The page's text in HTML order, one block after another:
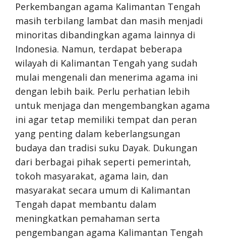
Perkembangan agama Kalimantan Tengah
masih terbilang lambat dan masih menjadi
minoritas dibandingkan agama lainnya di
Indonesia. Namun, terdapat beberapa
wilayah di Kalimantan Tengah yang sudah
mulai mengenali dan menerima agama ini
dengan lebih baik. Perlu perhatian lebih
untuk menjaga dan mengembangkan agama
ini agar tetap memiliki tempat dan peran
yang penting dalam keberlangsungan
budaya dan tradisi suku Dayak. Dukungan
dari berbagai pihak seperti pemerintah,
tokoh masyarakat, agama lain, dan
masyarakat secara umum di Kalimantan
Tengah dapat membantu dalam
meningkatkan pemahaman serta
pengembangan agama Kalimantan Tengah